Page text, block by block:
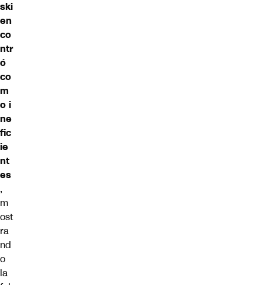
ski
en
co
ntr
ó
co
m
o i
ne
fic
ie
nt
es
,
m
ost
ra
nd
o
la